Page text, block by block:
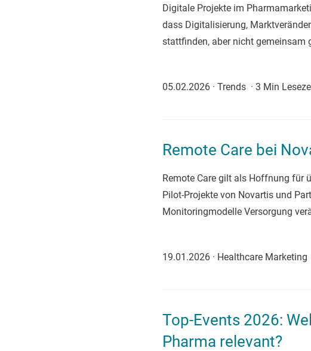
Digitale Projekte im
dass Digitalisierung,
stattfinden, aber nicht gemeinsam
05.02.2026 · Trends · 3 Min
Remote Care bei
Remote Care gilt als Hoffnung für
Pilot-Projekte von Novartis und
Monitoringmodelle Versorgung
19.01.2026 · Healthcare Marketing
Top-Events 2026:
Pharma relevant?